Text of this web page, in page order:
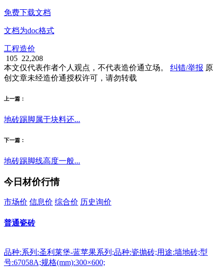
免费下载文档
文档为doc格式
工程造价
105 22,208
本文仅代表作者个人观点，不代表造价通立场。 纠错/举报 原
创文章未经造价通授权许可，请勿转载
上一篇：
地砖踢脚属于块料还...
下一篇：
地砖踢脚线高度一般...
今日材价行情
市场价 信息价 综合价 历史询价
普通瓷砖
品种:系列:圣利莱堡-蓝苹果系列;品种:瓷抛砖;用途:墙地砖;型
号:67058A;规格(mm):300×600;